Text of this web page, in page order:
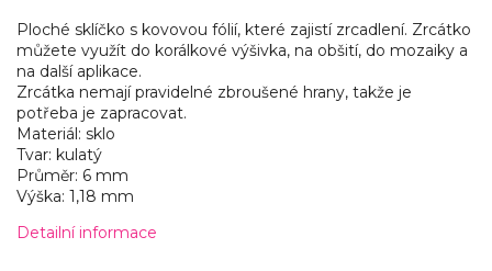
Ploché sklíčko s kovovou fólií, které zajistí zrcadlení. Zrcátko
můžete využít do korálkové výšivka, na obšití, do mozaiky a
na další aplikace.
Zrcátka nemají pravidelné zbroušené hrany, takže je
potřeba je zapracovat.
Materiál: sklo
Tvar: kulatý
Průměr: 6 mm
Výška: 1,18 mm
Detailní informace